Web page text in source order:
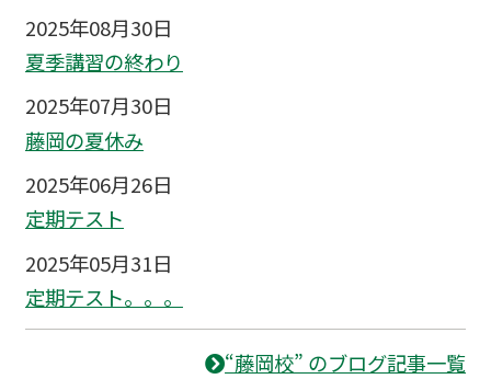
2025年08月30日
夏季講習の終わり
2025年07月30日
藤岡の夏休み
2025年06月26日
定期テスト
2025年05月31日
定期テスト。。。
“藤岡校” のブログ記事一覧